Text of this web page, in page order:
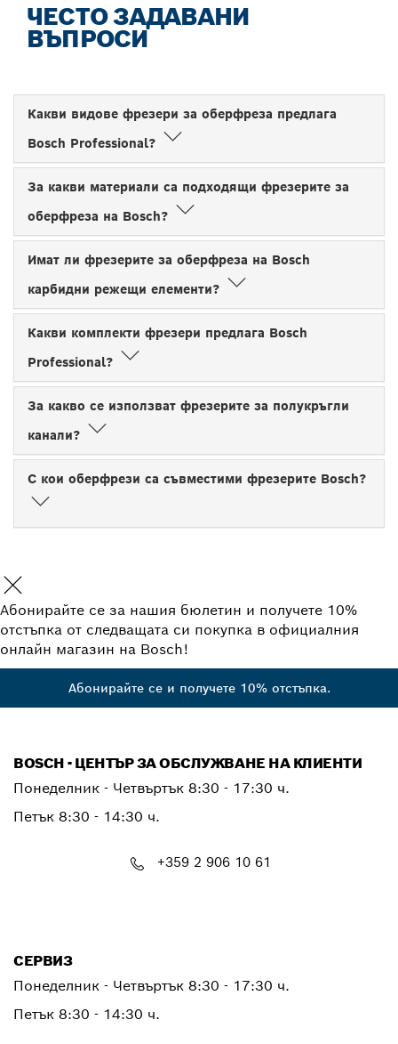
ЧЕСТО ЗАДАВАНИ
ВЪПРОСИ
Какви видове фрезери за оберфреза предлага
Bosch Professional?
За какви материали са подходящи фрезерите за
оберфреза на Bosch?
Имат ли фрезерите за оберфреза на Bosch
карбидни режещи елементи?
Какви комплекти фрезери предлага Bosch
Professional?
За какво се използват фрезерите за полукръгли
канали?
С кои оберфрези са съвместими фрезерите Bosch?
Абонирайте се за нашия бюлетин и получете 10%
отстъпка от следващата си покупка в официалния
онлайн магазин на Bosch!
Абонирайте се и получете 10% отстъпка.
BOSCH - ЦЕНТЪР ЗА ОБСЛУЖВАНЕ НА КЛИЕНТИ
Понеделник - Четвъртък 8:30 - 17:30 ч.
Петък 8:30 - 14:30 ч.
+359 2 906 10 61
СЕРВИЗ
Понеделник - Четвъртък 8:30 - 17:30 ч.
Петък 8:30 - 14:30 ч.